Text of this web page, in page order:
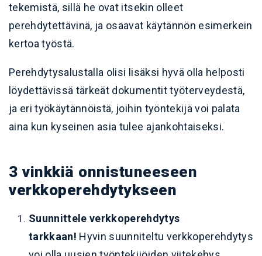
tekemistä, sillä he ovat itsekin olleet
perehdytettävinä, ja osaavat käytännön esimerkein
kertoa työstä.
Perehdytysalustalla olisi lisäksi hyvä olla helposti
löydettävissä tärkeät dokumentit työterveydestä,
ja eri työkäytännöistä, joihin työntekijä voi palata
aina kun kyseinen asia tulee ajankohtaiseksi.
3 vinkkiä onnistuneeseen
verkkoperehdytykseen
Suunnittele verkkoperehdytys
tarkkaan! Hyvin suunniteltu verkkoperehdytys